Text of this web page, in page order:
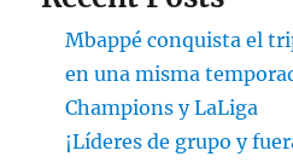
Mbappé conquista el
en una misma
Champions y LaLiga
¡Líderes de grupo y